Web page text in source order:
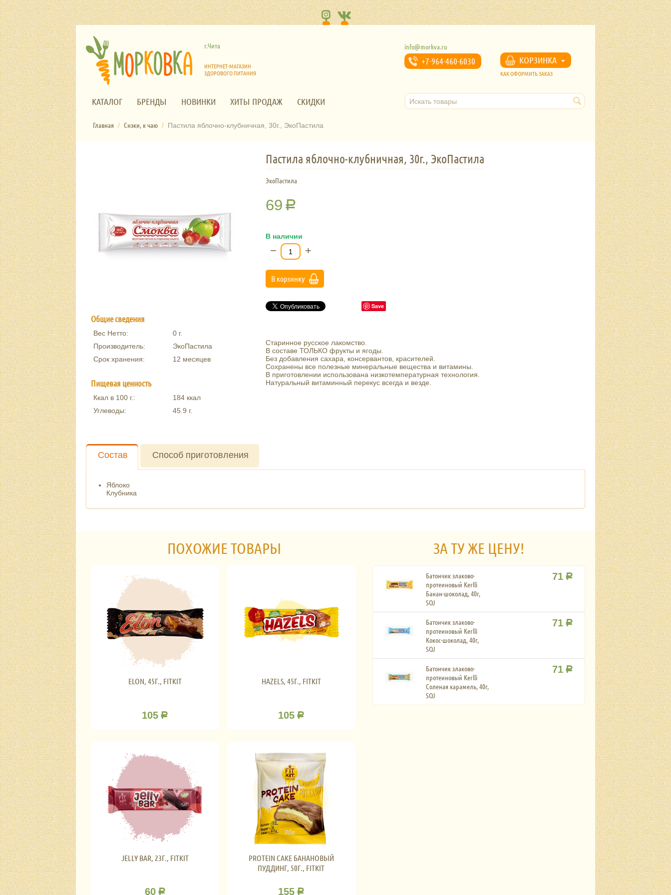
г.Чита
ИНТЕРНЕТ-МАГАЗИН
ЗДОРОВОГО ПИТАНИЯ
info@morkva.ru
+7-964-460-6030 КОРЗИНКА
КАК ОФОРМИТЬ ЗАКАЗ
КАТАЛОГ БРЕНДЫ НОВИНКИ ХИТЫ ПРОДАЖ СКИДКИ
Главная / Снэки, к чаю / Пастила яблочно-клубничная, 30г., ЭкоПастила
Общие сведения
Вес Нетто: 0 г.
Производитель:
ЭкоПастила
Срок хранения:
12 месяцев
Пищевая ценность
Ккал в 100 г.: 184 ккал
Углеводы:
45.9 г.
Пастила яблочно-клубничная, 30г., ЭкоПастила
ЭкоПастила
69 Р
В наличии
− +
В корзинку
Save
Старинное русское лакомство.
В составе ТОЛЬКО фрукты и ягоды.
Без добавления сахара, консервантов, красителей.
Сохранены все полезные минеральные вещества и витамины.
В приготовлении использована низкотемпературная технология.
Натуральный витаминный перекус всегда и везде.
Состав Способ приготовления
Яблоко
Клубника
ПОХОЖИЕ ТОВАРЫ
ELON, 45Г., FITKIT
105 Р
HAZELS, 45Г., FITKIT
105 Р
JELLY BAR, 23Г., FITKIT
60 Р
PROTEIN CAKE БАНАНОВЫЙ
ПУДДИНГ, 50Г., FITKIT
155 Р
ЗА ТУ ЖЕ ЦЕНУ!
Батончик злаково-
протеиновый Kerlli
Банан-шоколад, 40г,
SOJ
71 Р
Батончик злаково-
протеиновый Kerlli
Кокос-шоколад, 40г,
SOJ
71 Р
Батончик злаково-
протеиновый Kerlli
Соленая карамель, 40г,
SOJ
71 Р